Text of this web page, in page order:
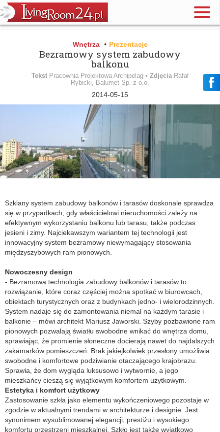
Wnętrza • Prezentacje
Bezramowy system zabudowy
balkonu
Tekst Pracownia Projektowa Archipelag • Zdjęcia Rafał
Rybicki, Balumet Sp. z o.o.
2014-05-15
Szklany system zabudowy balkonów i tarasów doskonale sprawdza
się w przypadkach, gdy właścicielowi nieruchomości zależy na
efektywnym wykorzystaniu balkonu lub tarasu, także podczas
jesieni i zimy. Najciekawszym wariantem tej technologii jest
innowacyjny system bezramowy niewymagający stosowania
międzyszybowych ram pionowych.
Nowoczesny design
- Bezramowa technologia zabudowy balkonów i tarasów to
rozwiązanie, które coraz częściej można spotkać w biurowcach,
obiektach turystycznych oraz z budynkach jedno- i wielorodzinnych.
System nadaje się do zamontowania niemal na każdym tarasie i
balkonie – mówi architekt Mariusz Jaworski. Szyby pozbawione ram
pionowych pozwalają światłu swobodne wnikać do wnętrza domu,
sprawiając, że promienie słoneczne docierają nawet do najdalszych
zakamarków pomieszczeń. Brak jakiejkolwiek przesłony umożliwia
swobodne i komfortowe podziwianie otaczającego krajobrazu.
Sprawia, że dom wygląda luksusowo i wytwornie, a jego
mieszkańcy cieszą się wyjątkowym komfortem użytkowym.
Estetyka i komfort użytkowy
Zastosowanie szkła jako elementu wykończeniowego pozostaje w
zgodzie w aktualnymi trendami w architekturze i designie. Jest
synonimem wysublimowanej elegancji, prestiżu i wysokiego
komfortu przestrzeni mieszkalnej. Szkło jest także wyjątkowo